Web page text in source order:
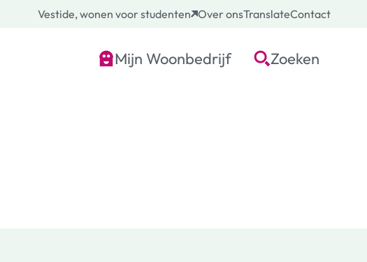
Vestide, wonen voor studenten Over onsTranslateContact
Mijn Woonbedrijf Zoeken